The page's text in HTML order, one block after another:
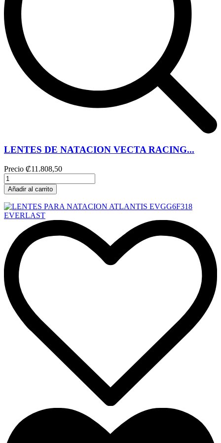
LENTES DE NATACION VECTA RACING...
Precio ₡11.808,50
Añadir al carrito